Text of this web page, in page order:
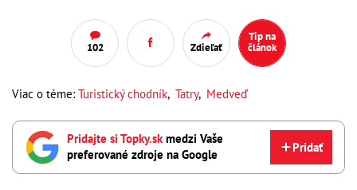
102 Zdieľať
Tip na
článok
Viac o téme: Turistický chodník, Tatry, Medveď
Pridajte si Topky.skmedzi Vaše
preferované zdroje na Google
Pridať